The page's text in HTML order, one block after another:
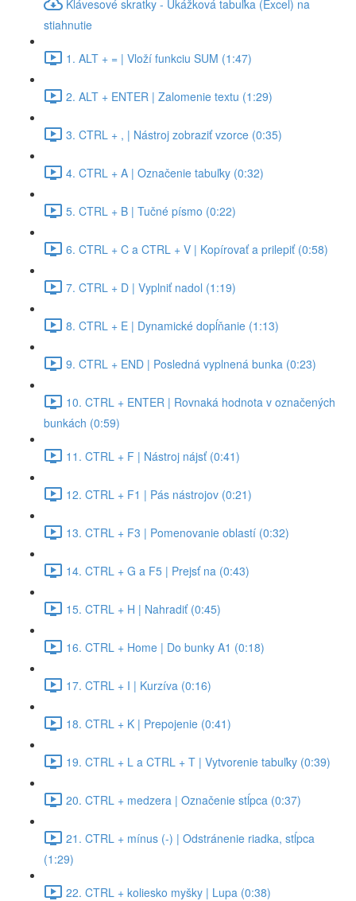
Klávesové skratky - Ukážková tabuľka (Excel) na
stiahnutie
1. ALT + = | Vloží funkciu SUM (1:47)
2. ALT + ENTER | Zalomenie textu (1:29)
3. CTRL + , | Nástroj zobraziť vzorce (0:35)
4. CTRL + A | Označenie tabuľky (0:32)
5. CTRL + B | Tučné písmo (0:22)
6. CTRL + C a CTRL + V | Kopírovať a prilepiť (0:58)
7. CTRL + D | Vyplniť nadol (1:19)
8. CTRL + E | Dynamické dopĺňanie (1:13)
9. CTRL + END | Posledná vyplnená bunka (0:23)
10. CTRL + ENTER | Rovnaká hodnota v označených
bunkách (0:59)
11. CTRL + F | Nástroj nájsť (0:41)
12. CTRL + F1 | Pás nástrojov (0:21)
13. CTRL + F3 | Pomenovanie oblastí (0:32)
14. CTRL + G a F5 | Prejsť na (0:43)
15. CTRL + H | Nahradiť (0:45)
16. CTRL + Home | Do bunky A1 (0:18)
17. CTRL + I | Kurzíva (0:16)
18. CTRL + K | Prepojenie (0:41)
19. CTRL + L a CTRL + T | Vytvorenie tabuľky (0:39)
20. CTRL + medzera | Označenie stĺpca (0:37)
21. CTRL + mínus (-) | Odstránenie riadka, stĺpca
(1:29)
22. CTRL + koliesko myšky | Lupa (0:38)